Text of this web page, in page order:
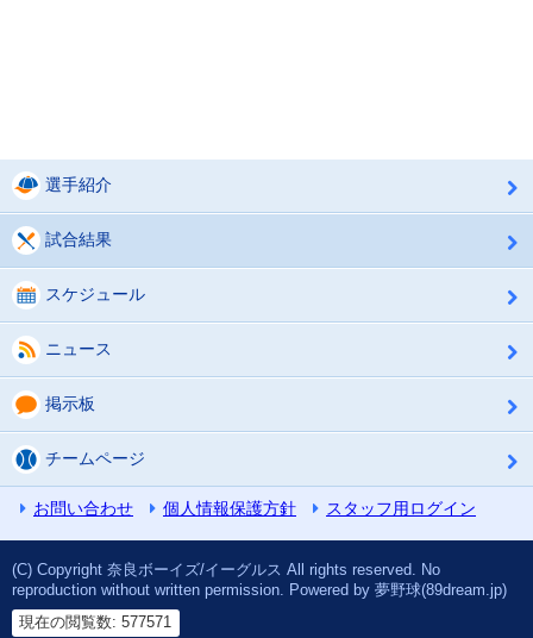
選手紹介
試合結果
スケジュール
ニュース
掲示板
チームページ
お問い合わせ 個人情報保護方針 スタッフ用ログイン
(C) Copyright 奈良ボーイズ/イーグルス All rights reserved. No
reproduction without written permission. Powered by 夢野球(89dream.jp)
現在の閲覧数: 577571